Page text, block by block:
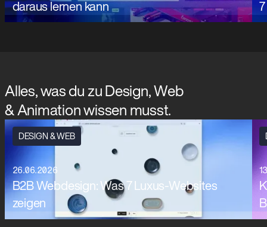
daraus lernen kann
Alles, was du zu Design, Web
& Animation wissen musst.
DESIGN & WEB
26.06.2026
B2B Webdesign: Was 7 Luxus-Websites
zeigen